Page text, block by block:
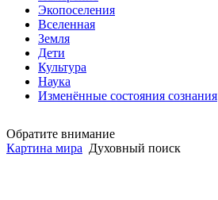
Экопоселения
Вселенная
Земля
Дети
Культура
Наука
Изменённые состояния сознания
Обратите внимание
Картина мира Духовный поиск